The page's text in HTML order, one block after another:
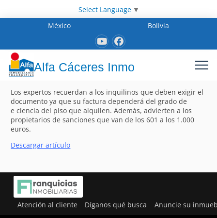
Select Language ▼
México
Bolivia
Alfa Cáceres Inmo
Los expertos recuerdan a los inquilinos que deben exigir el
documento ya que su factura dependerá del grado de
e ciencia del piso que alquilen. Además, advierten a los
propietarios de sanciones que van de los 601 a los 1.000
euros.
Descargar artículo
Atención al cliente Díganos qué busca Anuncie su